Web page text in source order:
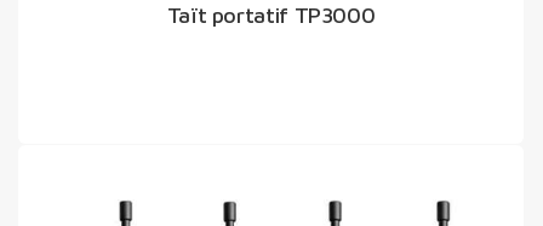
Taït portatif TP3000